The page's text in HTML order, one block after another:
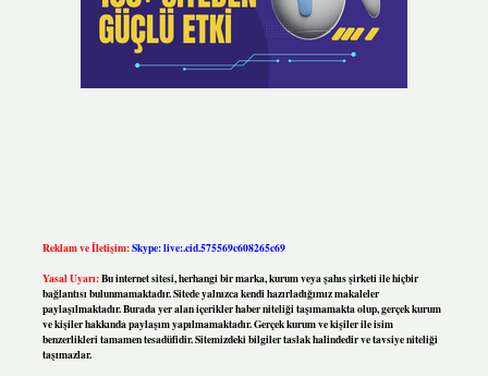
Reklam ve İletişim:Skype: live:.cid.575569c608265c69
Yasal Uyarı:Bu internet sitesi, herhangi bir marka, kurum veya şahıs şirketi ile hiçbir
bağlantısı bulunmamaktadır. Sitede yalnızca kendi hazırladığımız makaleler
paylaşılmaktadır. Burada yer alan içerikler haber niteliği taşımamakta olup, gerçek kurum
ve kişiler hakkında paylaşım yapılmamaktadır. Gerçek kurum ve kişiler ile isim
benzerlikleri tamamen tesadüfidir. Sitemizdeki bilgiler taslak halindedir ve tavsiye niteliği
taşımazlar.